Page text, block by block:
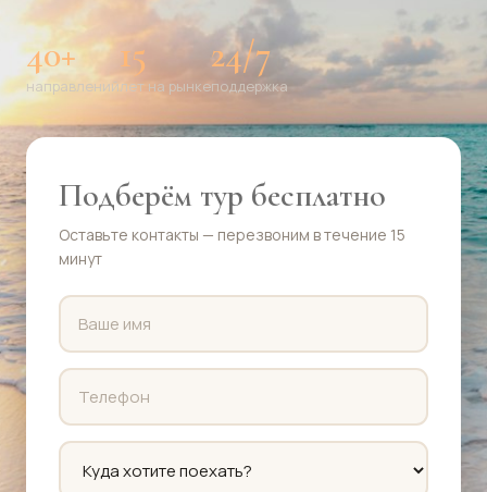
40+
направлений
15
лет на рынке
24/7
поддержка
Подберём тур бесплатно
Оставьте контакты — перезвоним в течение 15
минут